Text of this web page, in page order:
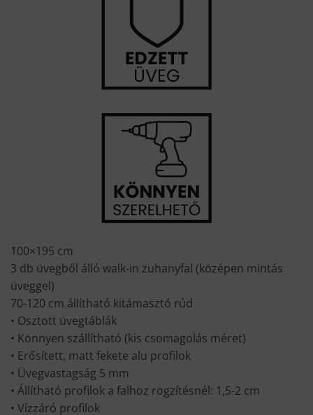
100×195 cm
3 db üvegből álló walk-in zuhanyfal (középen mintás
üveggel)
70-120 cm állítható kitámasztó rúd
• Osztott üvegtáblák
• Könnyen szállítható (kis csomagolás méret)
• Erősített, matt fekete alu profilok
• Üvegvastagság 5 mm
• Állítható profilok a falhoz rögzítésnél: 1,5-2 cm
• Vízzáró profilok